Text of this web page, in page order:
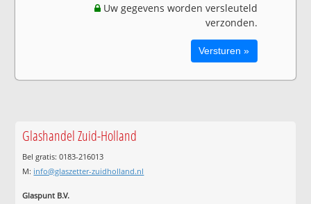
Uw gegevens worden versleuteld
verzonden.
Glashandel Zuid-Holland
Bel gratis: 0183-216013
M: info@glaszetter-zuidholland.nl
Glaspunt B.V.